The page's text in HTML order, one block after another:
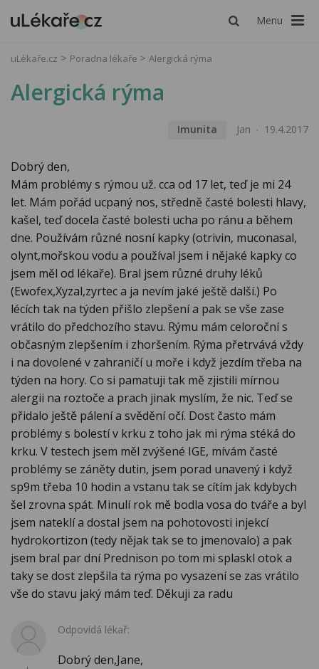
Menu
uLékaře.cz Poradna lékaře Alergická rýma
Alergická rýma
Imunita Jan 19.4.2017
Dobrý den,
Mám problémy s rýmou už. cca od 17 let, teď je mi 24
let. Mám pořád ucpaný nos, středně časté bolesti hlavy,
kašel, teď docela časté bolesti ucha po ránu a během
dne. Používám různé nosní kapky (otrivin, muconasal,
olynt,mořskou vodu a používal jsem i nějaké kapky co
jsem měl od lékaře). Bral jsem různé druhy léků
(Ewofex,Xyzal,zyrtec a ja nevím jaké ještě další.) Po
lécích tak na týden přišlo zlepšení a pak se vše zase
vrátilo do předchozího stavu. Rýmu mám celoroční s
občasným zlepšením i zhoršením. Rýma přetrvává vždy
i na dovolené v zahraničí u moře i když jezdím třeba na
týden na hory. Co si pamatuji tak mě zjistili mírnou
alergii na roztoče a prach jinak myslím, že nic. Teď se
přidalo ještě pálení a svědění očí. Dost často mám
problémy s bolestí v krku z toho jak mi rýma stéká do
krku. V testech jsem měl zvýšené IGE, mívám časté
problémy se záněty dutin, jsem porad unavený i když
sp9m třeba 10 hodin a vstanu tak se cítím jak kdybych
šel zrovna spát. Minulí rok mě bodla vosa do tváře a byl
jsem nateklí a dostal jsem na pohotovosti injekcí
hydrokortizon (tedy nějak tak se to jmenovalo) a pak
jsem bral par dní Prednison po tom mi splaskl otok a
taky se dost zlepšila ta rýma po vysazení se zas vrátilo
vše do stavu jaký mám teď. Děkuji za radu
Odpovídá lékař:
Dobrý den,Jane,